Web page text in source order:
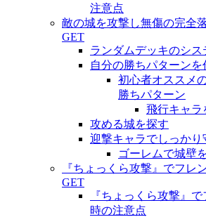
注意点
敵の城を攻撃し無傷の完全
GET
ランダムデッキのシス
自分の勝ちパターンを
初心者オススメ
勝ちパターン
飛行キャラ
攻める城を探す
迎撃キャラでしっかり
ゴーレムで城壁
『ちょっくら攻撃』でフレ
GET
『ちょっくら攻撃』
時の注意点